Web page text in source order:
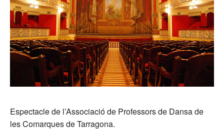
Espectacle de l’Associació de Professors de Dansa de
les Comarques de Tarragona.